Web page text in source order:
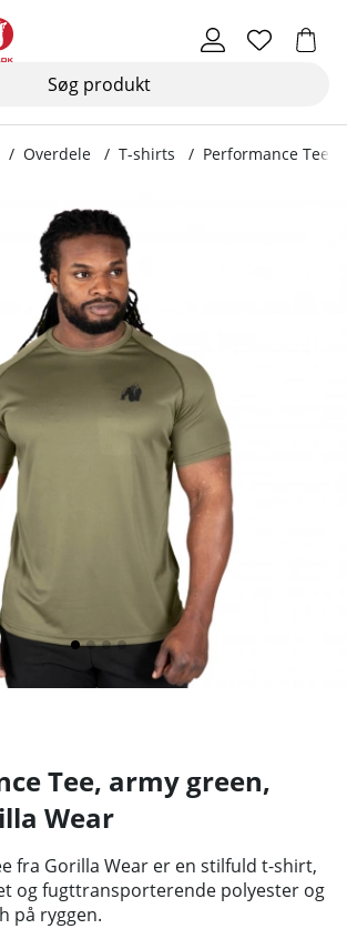
Overdele T-shirts Performance Tee,
Tee, army green
Tee, army green,
Wear
fra Gorilla Wear er en stilfuld t-shirt,
og fugttransporterende polyester og
på ryggen.